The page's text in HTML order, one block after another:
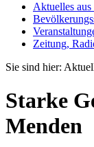
Aktuelles
Zeitung,
Sie sind hier:
Starke
Menden